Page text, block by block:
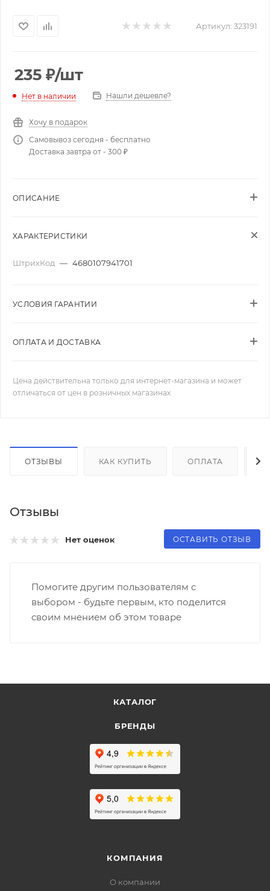
Артикул: 323191
235 ₽/шт
Нет в наличии Нашли дешевле?
Хочу в подарок
Самовывоз сегодня - бесплатно
Доставка завтра от - 300 ₽
ОПИСАНИЕ
ХАРАКТЕРИСТИКИ
ШтрихКод — 4680107941701
УСЛОВИЯ ГАРАНТИИ
ОПЛАТА И ДОСТАВКА
Цена действительна только для интернет-магазина и может
отличаться от цен в розничных магазинах
ОТЗЫВЫ КАК КУПИТЬ ОПЛАТА
Отзывы
Нет оценок ОСТАВИТЬ ОТЗЫВ
Помогите другим пользователям с
выбором - будьте первым, кто поделится
своим мнением об этом товаре
КАТАЛОГ
БРЕНДЫ
КОМПАНИЯ
О компании